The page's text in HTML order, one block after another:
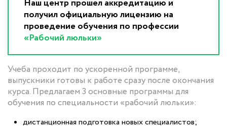
Наш центр прошел аккредитацию и
получил официальную лицензию на
проведение обучения по профессии
«Рабочий люльки»
Учеба проходит по ускоренной программе,
выпускники готовы к работе сразу после окончания
курса. Предлагаем 3 основные программы для
обучения по специальности «рабочий люльки»:
дистанционная подготовка новых специалистов;